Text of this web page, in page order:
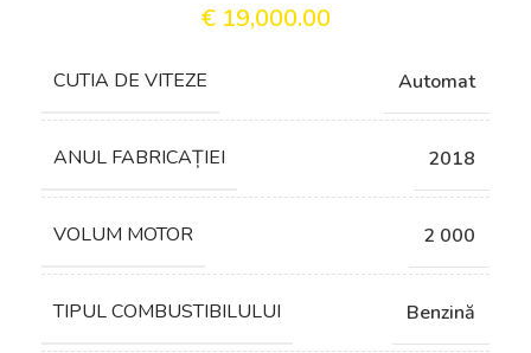
€ 19,000.00
СUTIA DE VITEZE Automat
ANUL FABRICAȚIEI 2018
VOLUM MOTOR 2 000
TIPUL COMBUSTIBILULUI Benzină